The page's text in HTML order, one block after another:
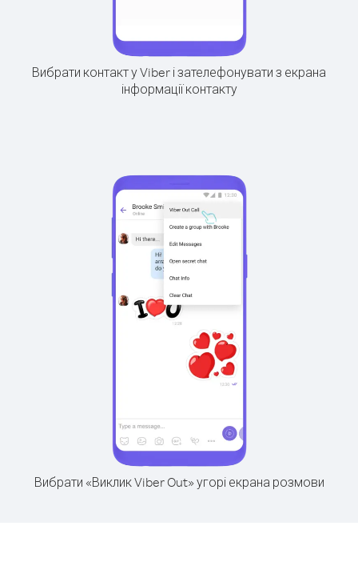
Вибрати контакт у Viber і зателефонувати з екрана
інформації контакту
Вибрати «Виклик Viber Out» угорі екрана розмови